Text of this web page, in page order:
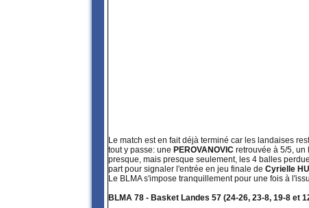
Le match est en fait déjà terminé car les landaises
tout y passe: une PEROVANOVIC retrouvée à 5/5, un
presque, mais presque seulement, les 4 balles
part pour signaler l'entrée en jeu finale de Cyrielle
Le BLMA s'impose tranquillement pour une fois à
BLMA 78 - Basket Landes 57 (24-26, 23-8, 19-8 et